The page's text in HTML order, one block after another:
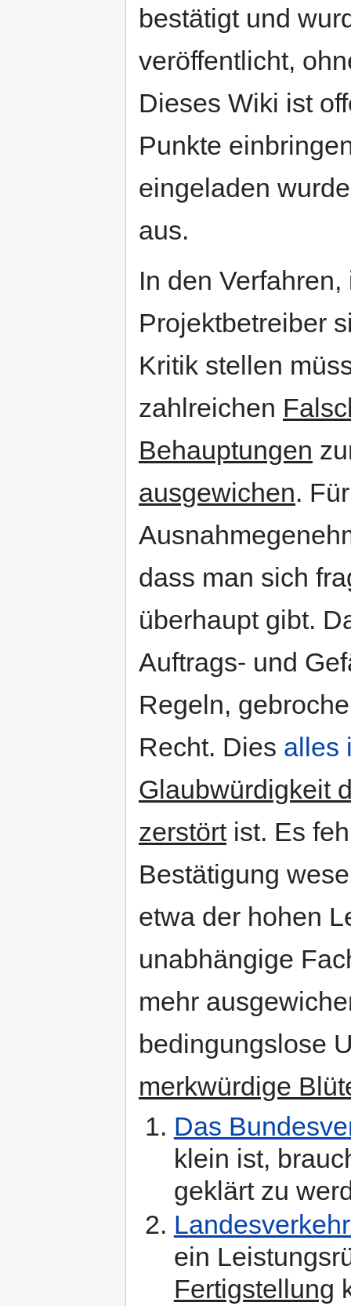
bestätigt und
veröffentlicht,
Dieses Wiki ist
Punkte
eingeladen
aus.
In den
Projektbetreiber
Kritik stellen
zahlreichen
Behauptungen
ausgewichen.
dass man sich
überhaupt gibt.
Auftrags- und
Regeln,
Recht. Dies alles
Glaubwürdigkeit
zerstörtist. Es
Bestätigung
etwa der hohen
unabhängige
mehr
bedingungslose
merkwürdige
Das
klein ist,
geklärt zu
ein
Fertigstellung